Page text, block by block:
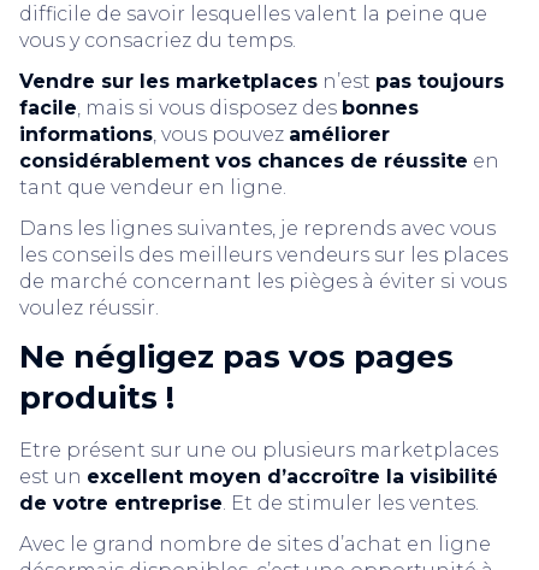
difficile de savoir lesquelles valent la peine que
vous y consacriez du temps.
Vendre sur les marketplaces n’est pas toujours
facile, mais si vous disposez des bonnes
informations, vous pouvez améliorer
considérablement vos chances de réussite en
tant que vendeur en ligne.
Dans les lignes suivantes, je reprends avec vous
les conseils des meilleurs vendeurs sur les places
de marché concernant les pièges à éviter si vous
voulez réussir.
Ne négligez pas vos pages
produits !
Etre présent sur une ou plusieurs marketplaces
est un excellent moyen d’accroître la visibilité
de votre entreprise. Et de stimuler les ventes.
Avec le grand nombre de sites d’achat en ligne